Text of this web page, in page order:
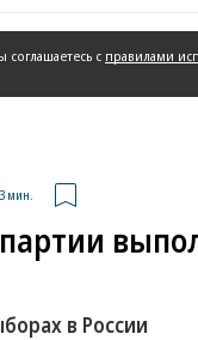
соглашаетесь с правилами
3 мин.
в России